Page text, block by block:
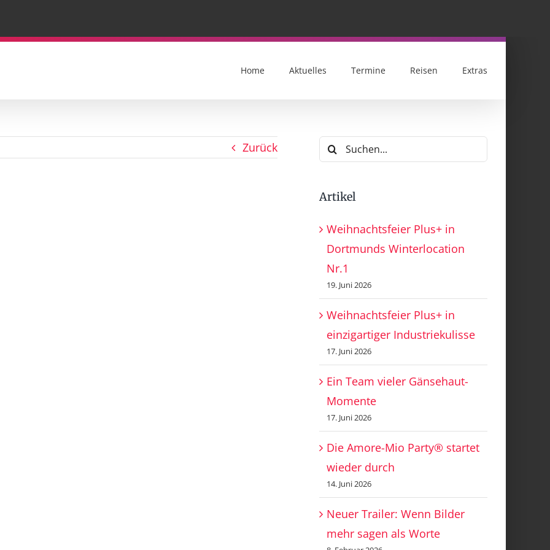
Home Aktuelles Termine Reisen Extras
Zurück
Suche
nach:
Artikel
Weihnachtsfeier Plus+ in
Dortmunds Winterlocation
Nr.1
19. Juni 2026
Weihnachtsfeier Plus+ in
einzigartiger Industriekulisse
17. Juni 2026
Ein Team vieler Gänsehaut-
Momente
17. Juni 2026
Die Amore-Mio Party® startet
wieder durch
14. Juni 2026
Neuer Trailer: Wenn Bilder
mehr sagen als Worte